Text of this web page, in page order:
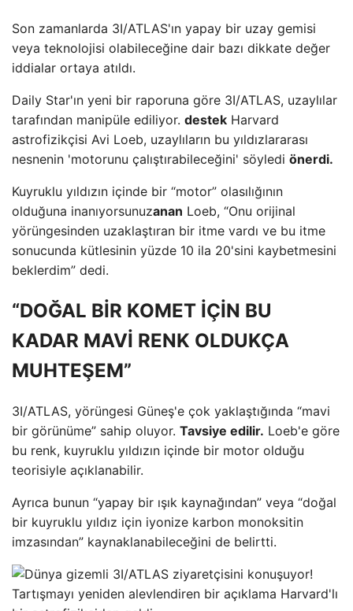
Son zamanlarda 3I/ATLAS'ın yapay bir uzay gemisi
veya teknolojisi olabileceğine dair bazı dikkate değer
iddialar ortaya atıldı.
Daily Star'ın yeni bir raporuna göre 3I/ATLAS, uzaylılar
tarafından manipüle ediliyor. destek Harvard
astrofizikçisi Avi Loeb, uzaylıların bu yıldızlararası
nesnenin 'motorunu çalıştırabileceğini' söyledi önerdi.
Kuyruklu yıldızın içinde bir “motor” olasılığının
olduğuna inanıyorsunuzanan Loeb, “Onu orijinal
yörüngesinden uzaklaştıran bir itme vardı ve bu itme
sonucunda kütlesinin yüzde 10 ila 20'sini kaybetmesini
beklerdim” dedi.
“DOĞAL BİR KOMET İÇİN BU
KADAR MAVİ RENK OLDUKÇA
MUHTEŞEM”
3I/ATLAS, yörüngesi Güneş'e çok yaklaştığında “mavi
bir görünüme” sahip oluyor. Tavsiye edilir. Loeb'e göre
bu renk, kuyruklu yıldızın içinde bir motor olduğu
teorisiyle açıklanabilir.
Ayrıca bunun “yapay bir ışık kaynağından” veya “doğal
bir kuyruklu yıldız için iyonize karbon monoksitin
imzasından” kaynaklanabileceğini de belirtti.